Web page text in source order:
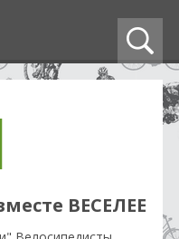
ВЕСЕЛЕЕ